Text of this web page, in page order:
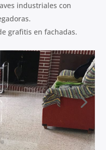
industriales con
grafitis en fachadas.